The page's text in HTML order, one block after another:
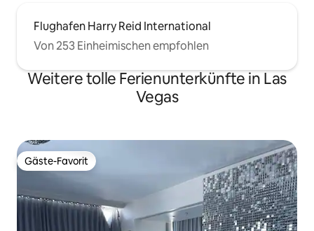
Flughafen Harry Reid International
Von 253 Einheimischen empfohlen
Weitere tolle Ferienunterkünfte in Las
Vegas
Gäste-Favorit
Gäste-Favorit